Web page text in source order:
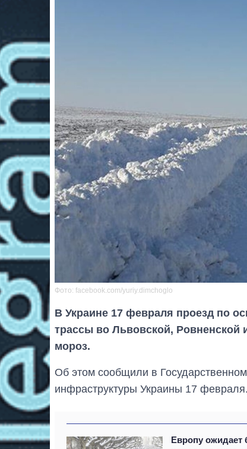
Фото: facebook.com/yuriy.dimchoglo
В Украине 17 февраля проезд по
трассы во Львовской, Ровненской
мороз.
Об этом сообщили в
инфраструктуры Украины 17 февраля.
Европу ожидает